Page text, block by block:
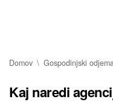
Domov Gospodinjski
Kaj naredi